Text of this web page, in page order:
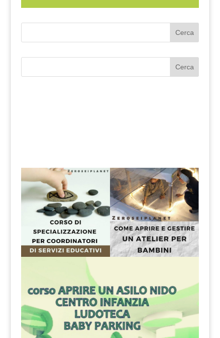
Cerca
Cerca